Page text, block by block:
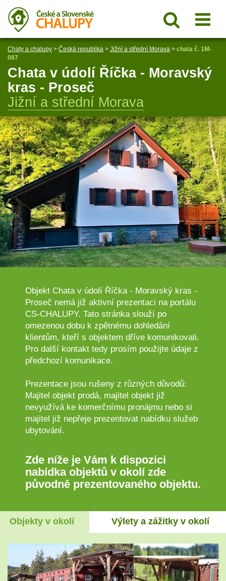
Chaty a chalupy > Česká republika > Jižní a střední Morava > chata č. 1M-
087
Chata v údolí Říčka - Moravský
kras - Proseč
Jižní a střední Morava
Objekt Chata v údolí Říčka - Moravský kras -
Proseč nemá již aktivní prezentaci na portálu
CS-CHALUPY. Tato stránka slouží po
omezenou dobu k zpětnému dohledání
klientům, kteří s objektem dříve komunikovali.
Pro další kontakt tedy prosím použijte údaje z
předchozí komunikace.
Prezentace jsou rušeny z různých důvodů:
Majitel objekt prodá, majitel objekt již
nevyužívá ke komerčnímu pronájmu nebo si
majitel již nepřeje prezentovat nabídku služeb
ubytování.
Zde níže je Vám k dispozici
nabídka objektů v okolí zde
původně prezentovaného objektu.
Objekty v okolí Výlety a zážitky v okolí